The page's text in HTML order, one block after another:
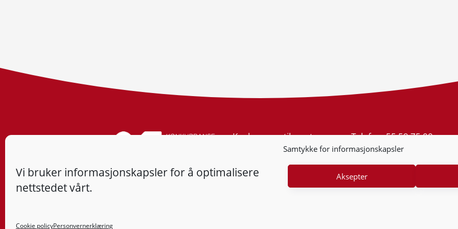
Samtykke for informasjonskapsler
Vi bruker informasjonskapsler for å optimalisere
nettstedet vårt.
Aksepter
Cookie policyPersonvernerklæring
Konkurransetilsynet
Postboks 439 Sentrum
Org.nr: 974 761 246
Telefon:55 59 75 00
E-post:post@kt.no
Nyhetsvarsel >>